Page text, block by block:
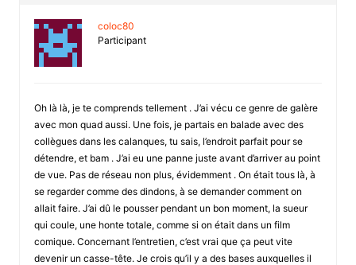
coloc80
Participant
Oh là là, je te comprends tellement . J’ai vécu ce genre de galère
avec mon quad aussi. Une fois, je partais en balade avec des
collègues dans les calanques, tu sais, l’endroit parfait pour se
détendre, et bam . J’ai eu une panne juste avant d’arriver au point
de vue. Pas de réseau non plus, évidemment . On était tous là, à
se regarder comme des dindons, à se demander comment on
allait faire. J’ai dû le pousser pendant un bon moment, la sueur
qui coule, une honte totale, comme si on était dans un film
comique. Concernant l’entretien, c’est vrai que ça peut vite
devenir un casse-tête. Je crois qu’il y a des bases auxquelles il